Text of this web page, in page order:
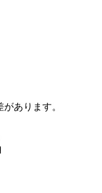
あります。